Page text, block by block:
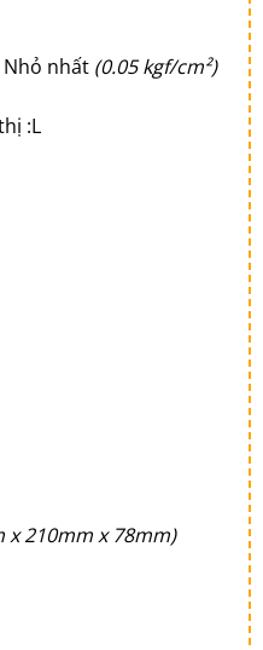
Nhỏ nhất (0.05 kgf/cm²)
:L
x 210mm x 78mm)